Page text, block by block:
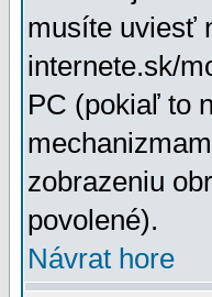
musíte uviesť
internete.sk/
PC (pokiaľ to
zobrazeniu
povolené).
Návrat hore